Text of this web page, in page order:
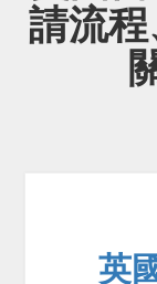
請流
英